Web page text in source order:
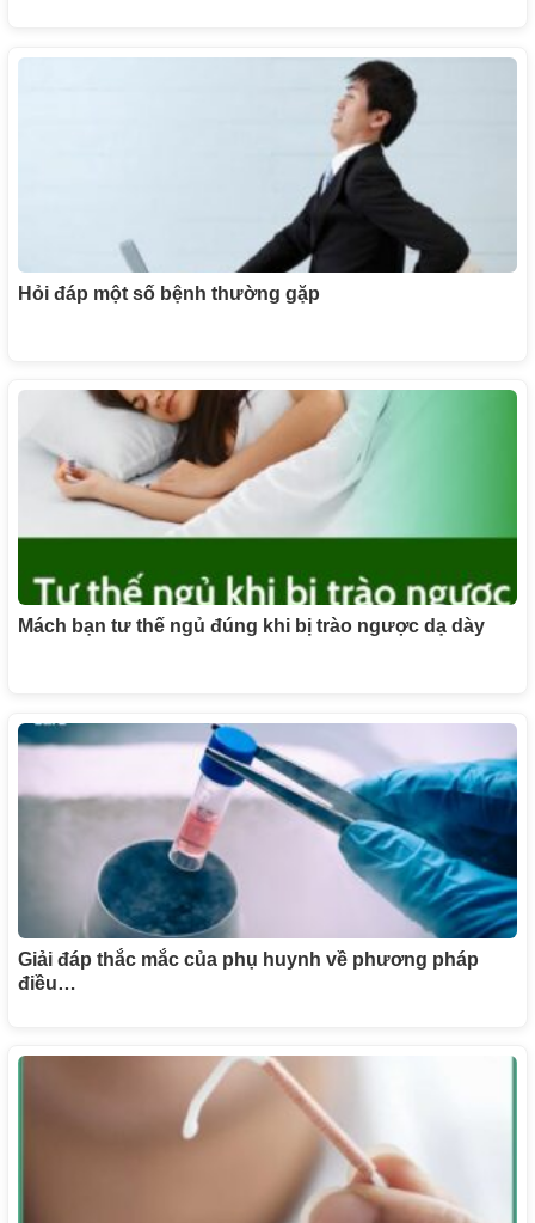
Hỏi đáp một số bệnh thường gặp
Mách bạn tư thế ngủ đúng khi bị trào ngược dạ dày
Giải đáp thắc mắc của phụ huynh về phương pháp
điều…